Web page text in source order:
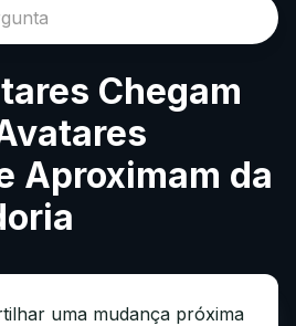
Chegam
Aproximam da
uma mudança próxima